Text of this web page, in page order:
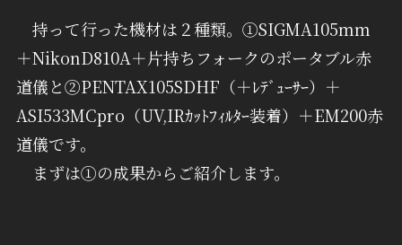
持って行った機材は２種類。①SIGMA105mm
＋NikonD810A＋片持ちフォークのポータブル赤
道儀と②PENTAX105SDHF（＋ﾚﾃﾞｭｰｻｰ）＋
ASI533MCpro（UV,IRｶｯﾄﾌｨﾙﾀｰ装着）＋EM200赤
道儀です。
まずは①の成果からご紹介します。